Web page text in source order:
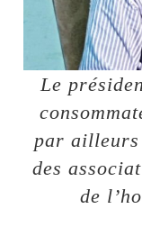
Le
par ailleurs
des
de